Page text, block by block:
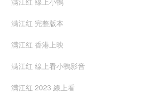
满江红 完整版本
满江红 香港上映
满江红 線上看小鴨影音
满江红 2023 線上看